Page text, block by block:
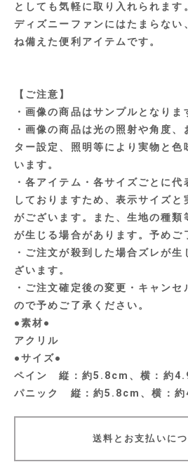
としても気軽に取り入れられます
ディズニーファンにはたまらない
ね備えた便利アイテムです。
【ご注意】
・画像の商品はサンプルとなりま
・画像の商品は光の照射や角度、
ター設定、照明等により実物と色
います。
・各アイテム・各サイズごとに
しておりますため、表示サイズと
がございます。また、生地の種類
が生じる場合があります。予めご
・ご注文が殺到した場合ズレが
ざいます。
・ご注文確定後の変更・キャン
ので予めご了承ください。
●素材●
アクリル
●サイズ●
ペイン 縦：約5.8cm、横：約
パニック 縦：約5.8cm、横：約
送料とお支払いに